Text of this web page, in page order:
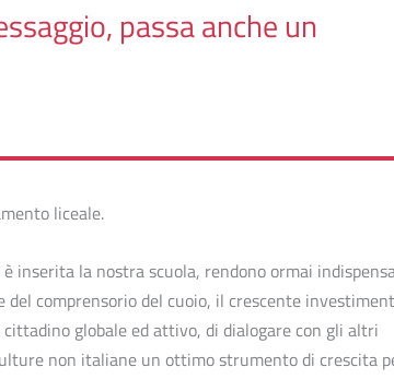
passa anche un
liceale.
inserita la nostra scuola, rendono ormai
comprensorio del cuoio, il crescente
globale ed attivo, di dialogare con gli altri
non italiane un ottimo strumento di crescita